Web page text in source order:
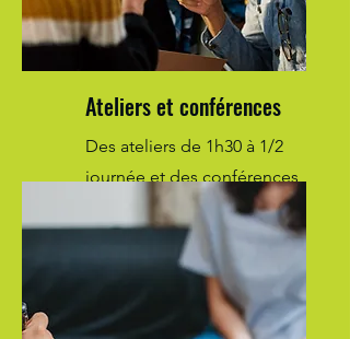
Ateliers et conférences
Des ateliers de 1h30 à 1/2
journée et des conférences